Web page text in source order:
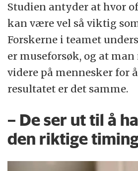
Studien antyder at hvor
kan være vel så viktig
Forskerne i teamet
er museforsøk, og at
videre på mennesker for
resultatet er det samme.
– De ser ut til å
den riktige